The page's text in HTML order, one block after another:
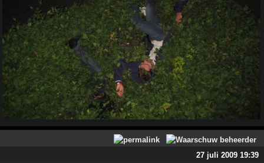
27 juli 2009 19:39